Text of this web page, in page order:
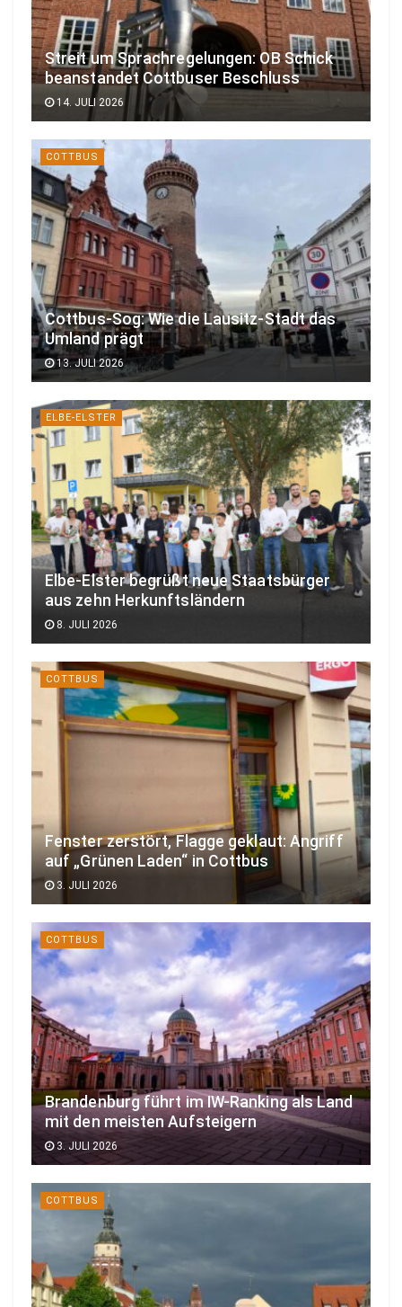
Streit um Sprachregelungen: OB Schick
beanstandet Cottbuser Beschluss
14. JULI 2026
COTTBUS
Cottbus-Sog: Wie die Lausitz-Stadt das
Umland prägt
13. JULI 2026
ELBE-ELSTER
Elbe-Elster begrüßt neue Staatsbürger
aus zehn Herkunftsländern
8. JULI 2026
COTTBUS
Fenster zerstört, Flagge geklaut: Angriff
auf „Grünen Laden“ in Cottbus
3. JULI 2026
COTTBUS
Brandenburg führt im IW-Ranking als Land
mit den meisten Aufsteigern
3. JULI 2026
COTTBUS